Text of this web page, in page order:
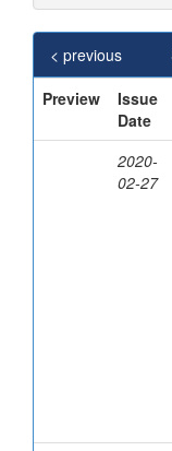
< previous
Preview
Issue
Date
2020-
02-27